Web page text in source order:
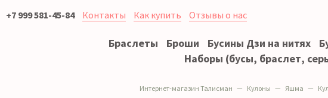
+7 999 581-45-84 Контакты Как купить Отзывы о нас
Браслеты Броши Бусины Дзи на нитях
Наборы (бусы, браслет,
Интернет-магазин Талисман Кулоны Яшма